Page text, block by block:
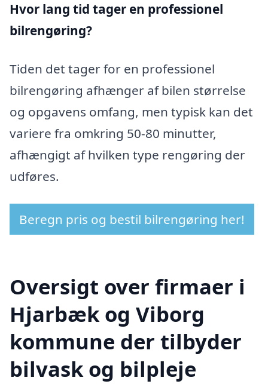
Hvor lang tid tager en professionel
bilrengøring?
Tiden det tager for en professionel
bilrengøring afhænger af bilen størrelse
og opgavens omfang, men typisk kan det
variere fra omkring 50-80 minutter,
afhængigt af hvilken type rengøring der
udføres.
Beregn pris og bestil bilrengøring her!
Oversigt over firmaer i
Hjarbæk og Viborg
kommune der tilbyder
bilvask og bilpleje